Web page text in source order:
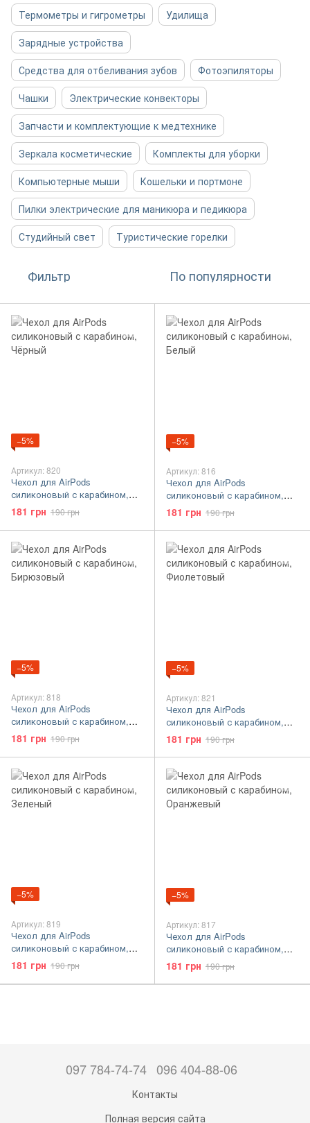
Термометры и гигрометры
Удилища
Зарядные устройства
Средства для отбеливания зубов
Фотоэпиляторы
Чашки
Электрические конвекторы
Запчасти и комплектующие к медтехнике
Зеркала косметические
Комплекты для уборки
Компьютерные мыши
Кошельки и портмоне
Пилки электрические для маникюра и педикюра
Студийный свет
Туристические горелки
Фильтр По популярности
−5%
Артикул: 820
Чехол для AirPods
силиконовый с карабином,
Чёрный
181 грн 190 грн
−5%
Артикул: 816
Чехол для AirPods
силиконовый с карабином,
Белый
181 грн 190 грн
−5%
Артикул: 818
Чехол для AirPods
силиконовый с карабином,
Бирюзовый
181 грн 190 грн
−5%
Артикул: 821
Чехол для AirPods
силиконовый с карабином,
Фиолетовый
181 грн 190 грн
−5%
Артикул: 819
Чехол для AirPods
силиконовый с карабином,
Зеленый
181 грн 190 грн
−5%
Артикул: 817
Чехол для AirPods
силиконовый с карабином,
Оранжевый
181 грн 190 грн
097 784-74-74 096 404-88-06
Контакты
Полная версия сайта